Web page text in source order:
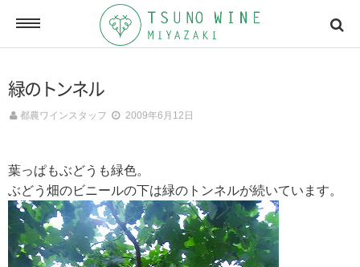
ONLINE SHOP
ACCESSMAP
アクセスマップ
緑のトンネル
都農ワインスタッフ 2009年6月12日
葉っぱもぶどうも緑色。
ぶどう畑のビニールの下は緑のトンネルが続いています。